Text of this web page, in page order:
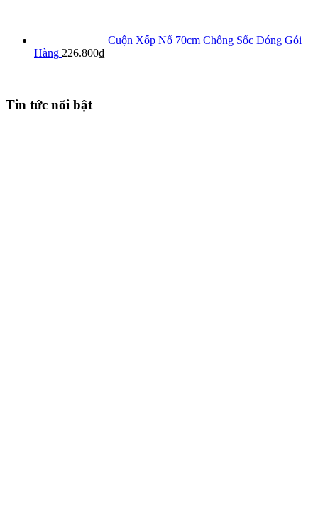
Cuộn Xốp Nổ 70cm Chống Sốc Đóng Gói
Hàng 226.800₫
Tin tức nổi bật